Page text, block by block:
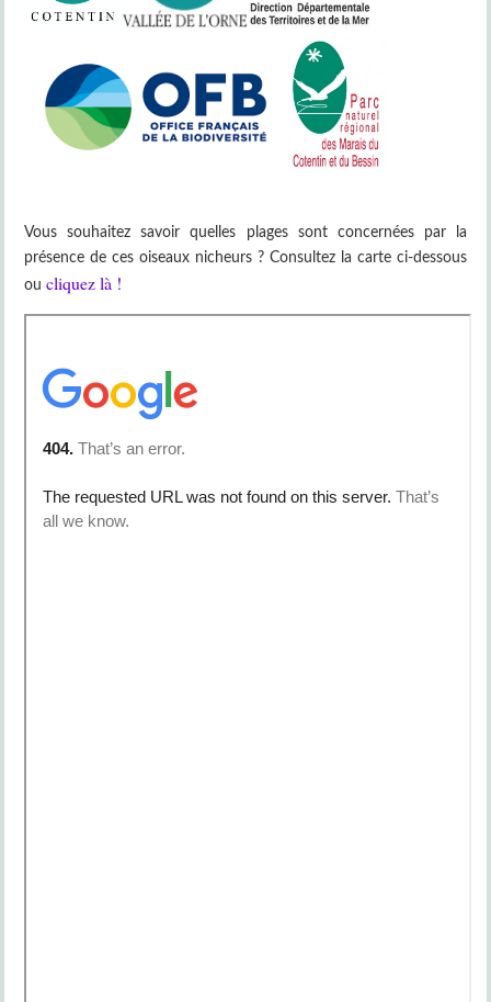
Vous souhaitez savoir quelles plages sont concernées par la
présence de ces oiseaux nicheurs ? Consultez la carte ci-dessous
oucliquez là !